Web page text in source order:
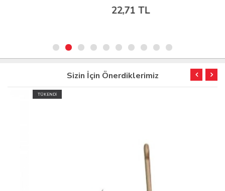
22,71 TL
Sizin İçin Önerdiklerimiz